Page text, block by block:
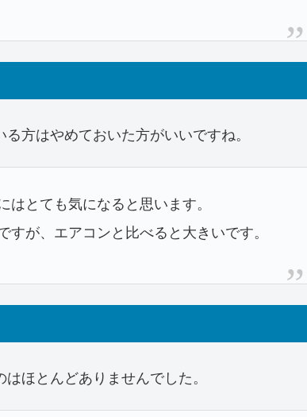
方はやめておいた方がいいですね。
とても気になると思います。
が、エアコンと比べると大きいです。
ほとんどありませんでした。